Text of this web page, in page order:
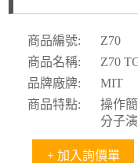
商品編號:
Z70
商品名稱:
Z70
品牌廠牌:
MIT
商品特點:
操作
分子
+ 加入詢價單